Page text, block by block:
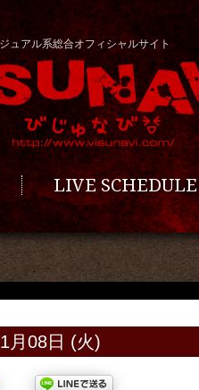
ュアル系総合オフィシャルサイト
LIVE SCHEDULE
月08日 (火)